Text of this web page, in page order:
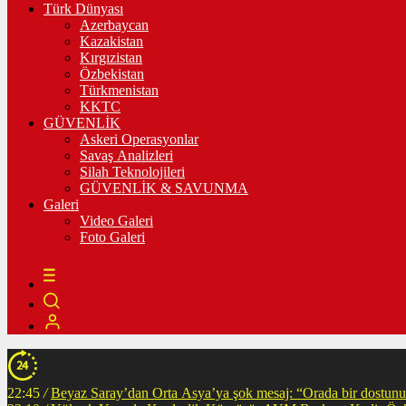
Türk Dünyası
Azerbaycan
Kazakistan
Kırgızistan
Özbekistan
Türkmenistan
KKTC
GÜVENLİK
Askeri Operasyonlar
Savaş Analizleri
Silah Teknolojileri
GÜVENLİK & SAVUNMA
Galeri
Video Galeri
Foto Galeri
22:45 / Beyaz Saray’dan Orta Asya’ya şok mesaj: “Orada bir